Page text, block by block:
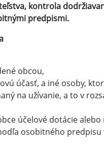
kontrola
predpismi.
obcou,
účasť, a iné osoby,
na užívanie, a to v
účelové dotácie
osobitného predpisu